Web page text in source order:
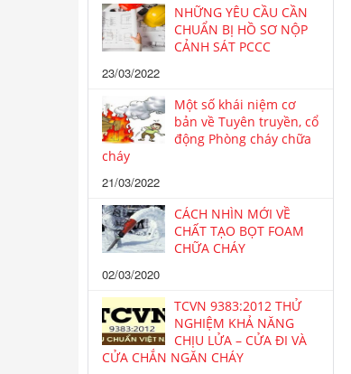
NHỮNG YÊU CẦU CẦN
CHUẨN BỊ HỒ SƠ NỘP
CẢNH SÁT PCCC
23/03/2022
Một số khái niệm cơ
bản về Tuyên truyền, cổ
động Phòng cháy chữa
cháy
21/03/2022
CÁCH NHÌN MỚI VỀ
CHẤT TẠO BỌT FOAM
CHỮA CHÁY
02/03/2020
TCVN 9383:2012 THỬ
NGHIỆM KHẢ NĂNG
CHỊU LỬA – CỬA ĐI VÀ
CỬA CHẮN NGĂN CHÁY